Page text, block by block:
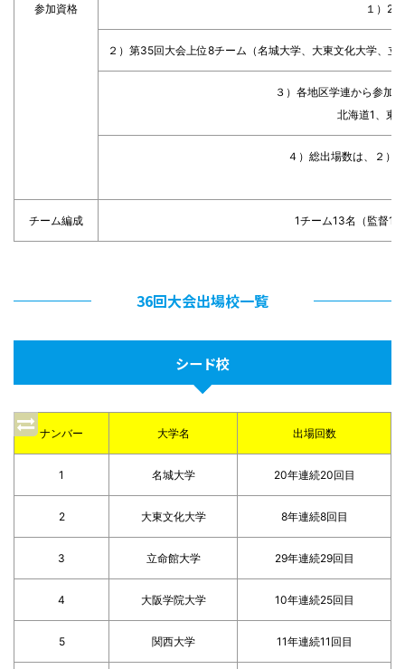
参加資格 １）
２）第35回大会上位8チーム（名城大学、大東文化大学、
３）各地区学連から参加
北海道1、東
４）総出場数は、２）
チーム編成 1チーム13名（監督1
36回大会出場校一覧
シード校
ナンバー 大学名 出場回数
1 名城大学 20年連続20回目
2 大東文化大学 8年連続8回目
3 立命館大学 29年連続29回目
4 大阪学院大学 10年連続25回目
5 関西大学 11年連続11回目